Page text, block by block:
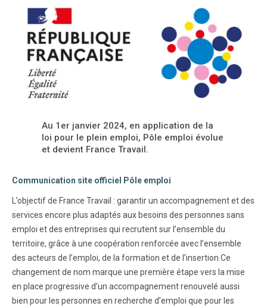
Au 1er janvier 2024, en application de la
loi pour le plein emploi, Pôle emploi évolue
et devient France Travail.
Communication site officiel Pôle emploi
L’objectif de France Travail : garantir un accompagnement et des
services encore plus adaptés aux besoins des personnes sans
emploi et des entreprises qui recrutent sur l’ensemble du
territoire, grâce à une coopération renforcée avec l’ensemble
des acteurs de l’emploi, de la formation et de l’insertion.Ce
changement de nom marque une première étape vers la mise
en place progressive d’un accompagnement renouvelé aussi
bien pour les personnes en recherche d’emploi que pour les